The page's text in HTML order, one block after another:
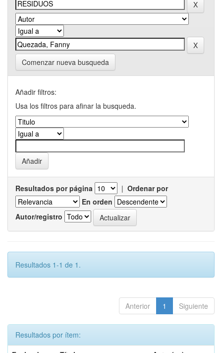
Comenzar nueva busqueda
Añadir filtros:
Usa los filtros para afinar la busqueda.
Resultados por página | Ordenar por
En orden
Autor/registro
Resultados 1-1 de 1.
Anterior 1 Siguiente
Resultados por ítem: